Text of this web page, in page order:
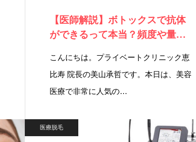
【医師解説】ボトックスで抗体
ができるって本当？頻度や量で
こんにちは。プライベートクリニック恵
比寿 院長の美山承哲です。本日は、美容
医療で非常に人気の…
医療脱毛